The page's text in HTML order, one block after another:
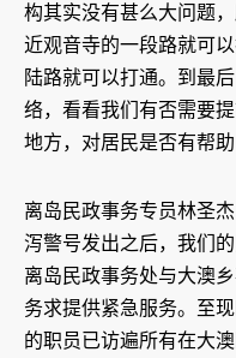
构其实没有甚么大问题
近观音寺的一段路就可
陆路就可以打通。到最
络，看看我们有否需要
地方，对居民是否有帮
离岛民政事务专员林圣
泻警号发出之后，我们
离岛民政事务处与大澳
务求提供紧急服务。至
的职员已访遍所有在大